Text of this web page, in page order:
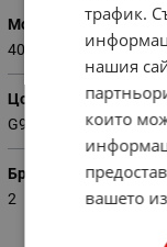
Мощност
40
Цокъл
G9
Брой лампи
2
трафик.
нашия
които
вашето